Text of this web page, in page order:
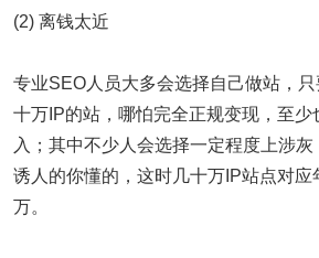
(2) 离钱太近
专业SEO人员大多会选择自己做站，
十万IP的站，哪怕完全正规变现，至少
入；其中不少人会选择一定程度上涉
诱人的你懂的，这时几十万IP站点对应
万。